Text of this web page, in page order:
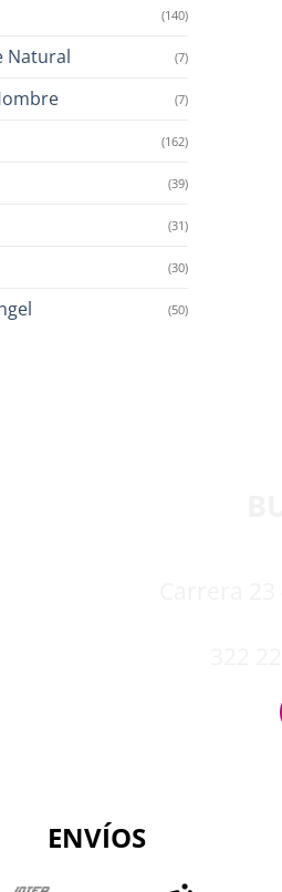
(140)
Natural (7)
(7)
(162)
(39)
(31)
(30)
(50)
ENVÍOS